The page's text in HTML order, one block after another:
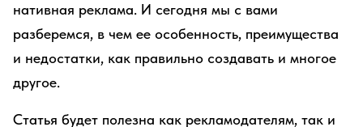
нативная реклама. И сегодня мы с вами
разберемся, в чем ее особенность, преимущества
и недостатки, как правильно создавать и многое
другое.
Статья будет полезна как рекламодателям, так и